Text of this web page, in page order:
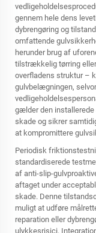
gennem hele dens
dybrengøring og
omfattende
herunder brug af
tilstrækkelig tørring
overfladens struktur –
gulvbelægningen,
gælder den
skade og sikrer
at kompromittere
Periodisk
standardiserede
af anti-slip-
aftaget under
skade. Denne
muligt at udføre
reparation eller
ulykkesrisici.